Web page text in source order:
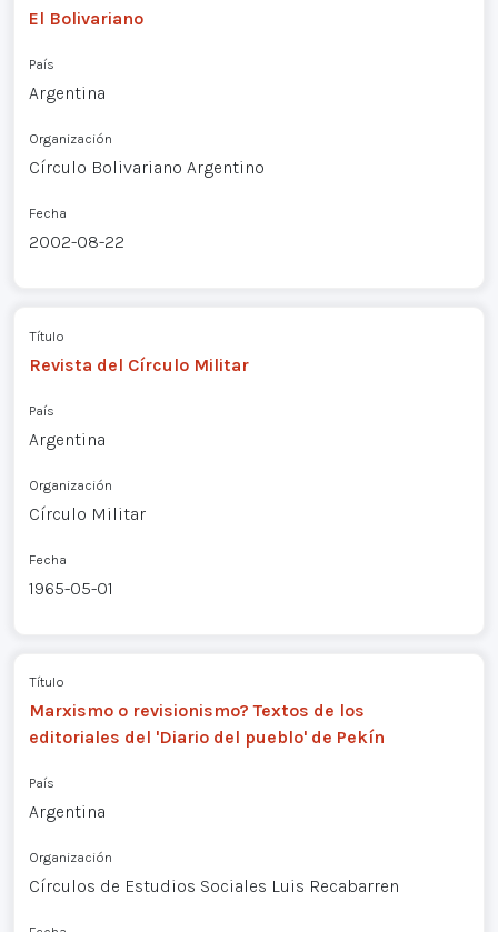
El Bolivariano
País
Argentina
Organización
Círculo Bolivariano Argentino
Fecha
2002-08-22
Título
Revista del Círculo Militar
País
Argentina
Organización
Círculo Militar
Fecha
1965-05-01
Título
Marxismo o revisionismo? Textos de los
editoriales del 'Diario del pueblo' de Pekín
País
Argentina
Organización
Círculos de Estudios Sociales Luis Recabarren